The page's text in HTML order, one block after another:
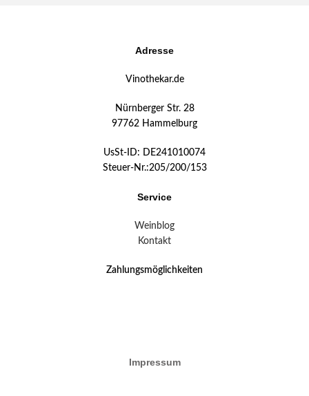
Adresse
Vinothekar.de
Nürnberger Str. 28
97762 Hammelburg
UsSt-ID: DE241010074
Steuer-Nr.:205/200/153
Service
Weinblog
Kontakt
Zahlungsmöglichkeiten
Impressum